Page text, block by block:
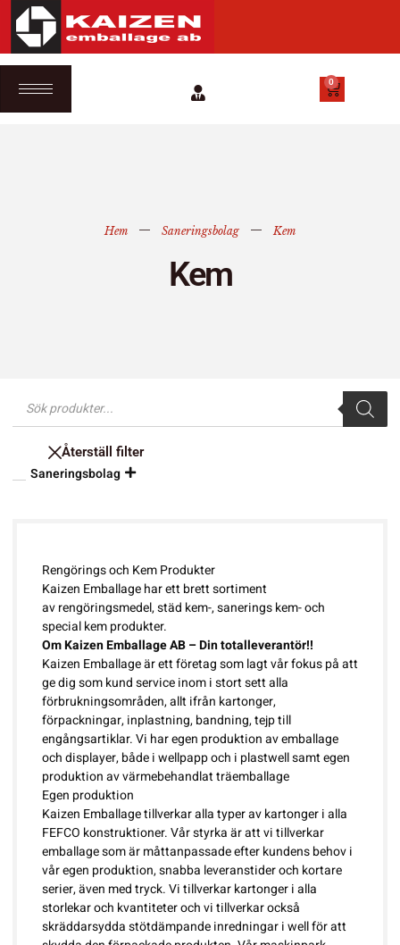
0
Hem Saneringsbolag Kem
Kem
Återställ filter
Saneringsbolag
Rengörings och Kem Produkter
Kaizen Emballage har ett brett sortiment
av rengöringsmedel, städ kem-, sanerings kem- och
special kem produkter.
Om Kaizen Emballage AB – Din totalleverantör!!
Kaizen Emballage är ett företag som lagt vår fokus på att
ge dig som kund service inom i stort sett alla
förbrukningsområden, allt ifrån kartonger,
förpackningar,inplastning,bandning, tejp till
engångsartiklar. Vi har egen produktion av emballage
och displayer, både i wellpapp och i plastwell samt egen
produktion av värmebehandlat träemballage
Egen produktion
Kaizen Emballage tillverkar alla typer av kartonger i alla
FEFCO konstruktioner. Vår styrka är att vi tillverkar
emballage som är måttanpassade efter kundens behov i
vår egen produktion, snabba leveranstider och kortare
serier, även med tryck. Vi tillverkar kartonger i alla
storlekar och kvantiteter och vi tillverkar också
skräddarsydda stötdämpande inredningar i well för att